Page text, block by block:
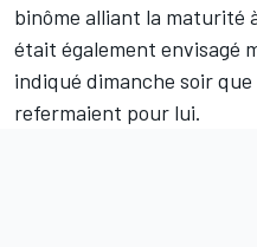
binôme alliant la maturité
était également envisagé
indiqué dimanche soir
refermaient pour lui.